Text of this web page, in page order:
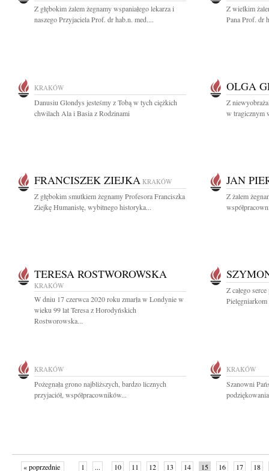
Z głębokim żalem żegnamy wspaniałego lekarza i
naszego Przyjaciela Prof. dr hab.n. med....
Z wielkim
Pana Prof. dr
KRAKÓW
Danusiu Glondys jesteśmy z Tobą w tych ciężkich
chwilach Ala i Basia z Rodzinami
OLGA
Z
w tragicznym
FRANCISZEK ZIEJKA KRAKÓW
Z głębokim smutkiem żegnamy Profesora Franciszka
Ziejkę Humanistę, wybitnego historyka...
JAN
Z żalem
TERESA ROSTWOROWSKA
KRAKÓW
W dniu 17 czerwca 2020 roku zmarła w Londynie w
wieku 99 lat Teresa z Horodyńskich
Rostworowska...
Z całego
Pielęgniarkom
KRAKÓW
Pożegnała grono najbliższych, bardzo licznych
przyjaciół, współpracowników...
KRAKÓW
Szanowni
« poprzednie 1 ... 10 11 12 13 14 15 16 17 18